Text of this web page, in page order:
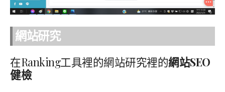
網站研究
在Ranking工具裡的網站研究裡的網站SEO
健檢